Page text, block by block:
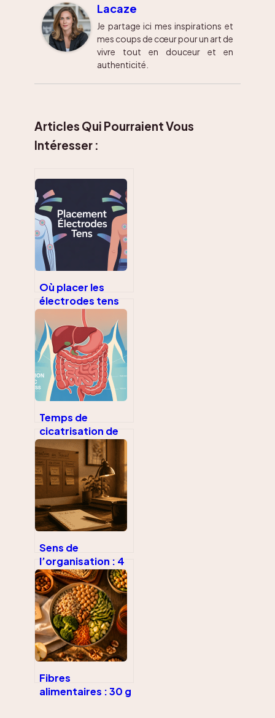
Lacaze
Je partage ici mes inspirations et
mes coups de cœur pour un art de
vivre tout en douceur et en
authenticité.
Articles Qui Pourraient Vous
Intéresser :
Où placer les
électrodes tens
pour soulager
efficacement la
douleur
Temps de
cicatrisation de
l’estomac après
bypass : délais,
étapes et repères
Sens de
l’organisation : 4
méthodes
concrètes pour
reprendre le
contrôle de vos
journées
Fibres
alimentaires : 30 g